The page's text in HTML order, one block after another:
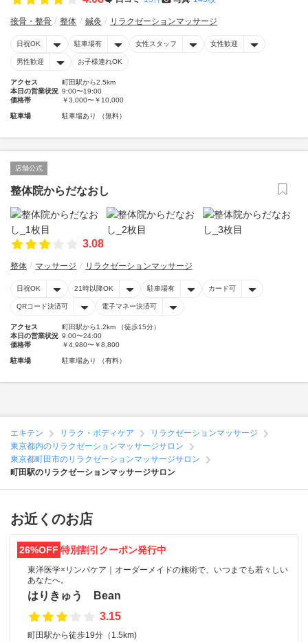
接骨・整骨 整体 鍼灸 リラクゼーションマッサージ
日祝OK 駐車場有 女性スタッフ 女性歓迎
男性歓迎 お子様連れOK
アクセス
町田駅から2.5km
本日の営業状況 9:00〜19:00
価格帯
￥3,000〜￥10,000
駐車場 駐車場あり （無料）
店舗公式
整体院からだなおし
3.08
整体 マッサージ リラクゼーションマッサージ
日祝OK 21時以降OK 駐車場有 カード可
QRコード決済可 電子マネー決済可
アクセス
町田駅から1.2km （徒歩15分）
本日の営業状況 9:00〜24:00
価格帯
￥4,980〜￥8,800
駐車場 駐車場あり （有料）
エキテン リラク・ボディケア
リラクゼーションマッサージ
東京都内のリラクゼーションマッサージサロン
東京都町田市のリラクゼーションマッサージサロン
町田駅のリラクゼーションマッサージサロン
お近くのお店
26%OFF 特別割引クーポン発行中
東洋医学×リンパケア｜オーダーメイドの施術で、いつまでも若々しい
あなたへ。
はりきゅう Bean
3.15
町田駅から徒歩19分（1.5km)